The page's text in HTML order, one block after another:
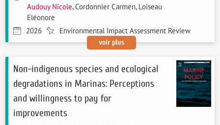
Audouy Nicole, Cordonnier Carmen, Loiseau
Eléonore
2026
Environmental Impact Assessment Review
voir plus
Non-indigenous species and ecological
degradations in Marinas: Perceptions
and willingness to pay for
improvements